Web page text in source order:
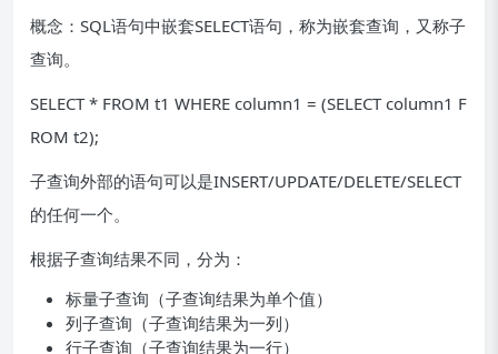
概念：SQL语句中嵌套SELECT语句，称为嵌套查询，又称子
查询。
SELECT * FROM t1 WHERE column1 = (SELECT column1 F
ROM t2);
子查询外部的语句可以是INSERT/UPDATE/DELETE/SELECT
的任何一个。
根据子查询结果不同，分为：
标量子查询（子查询结果为单个值）
列子查询（子查询结果为一列）
行子查询（子查询结果为一行）